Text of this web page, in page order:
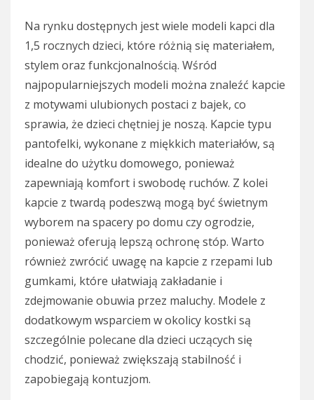
Na rynku dostępnych jest wiele modeli kapci dla
1,5 rocznych dzieci, które różnią się materiałem,
stylem oraz funkcjonalnością. Wśród
najpopularniejszych modeli można znaleźć kapcie
z motywami ulubionych postaci z bajek, co
sprawia, że dzieci chętniej je noszą. Kapcie typu
pantofelki, wykonane z miękkich materiałów, są
idealne do użytku domowego, ponieważ
zapewniają komfort i swobodę ruchów. Z kolei
kapcie z twardą podeszwą mogą być świetnym
wyborem na spacery po domu czy ogrodzie,
ponieważ oferują lepszą ochronę stóp. Warto
również zwrócić uwagę na kapcie z rzepami lub
gumkami, które ułatwiają zakładanie i
zdejmowanie obuwia przez maluchy. Modele z
dodatkowym wsparciem w okolicy kostki są
szczególnie polecane dla dzieci uczących się
chodzić, ponieważ zwiększają stabilność i
zapobiegają kontuzjom.